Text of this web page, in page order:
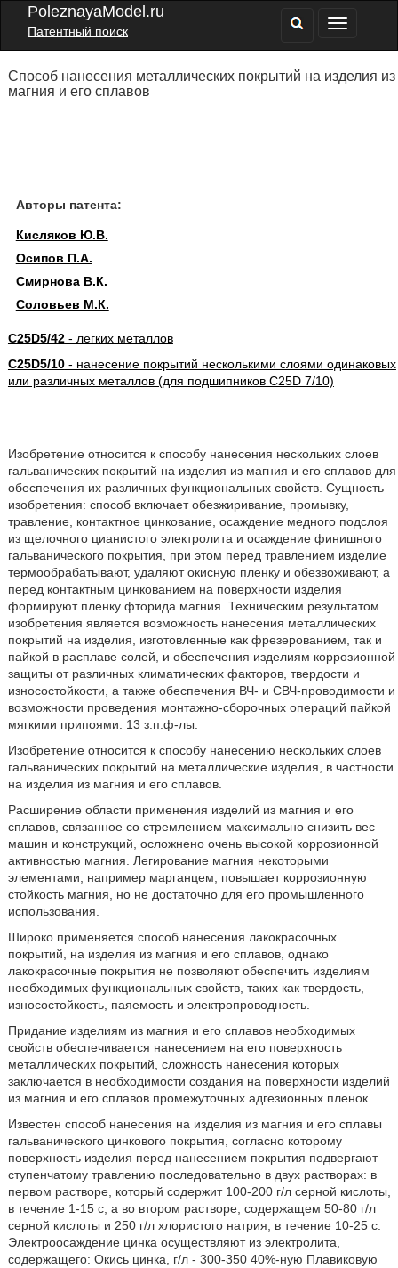
PoleznayaModel.ru
Патентный поиск
Способ нанесения металлических покрытий на изделия из
магния и его сплавов
Авторы патента:
Кисляков Ю.В.
Осипов П.А.
Смирнова В.К.
Соловьев М.К.
C25D5/42- легких металлов
C25D5/10- нанесение покрытий несколькими слоями одинаковых
или различных металлов (для подшипников C25D 7/10)
Изобретение относится к способу нанесения нескольких слоев
гальванических покрытий на изделия из магния и его сплавов для
обеспечения их различных функциональных свойств. Сущность
изобретения: способ включает обезжиривание, промывку,
травление, контактное цинкование, осаждение медного подслоя
из щелочного цианистого электролита и осаждение финишного
гальванического покрытия, при этом перед травлением изделие
термообрабатывают, удаляют окисную пленку и обезвоживают, а
перед контактным цинкованием на поверхности изделия
формируют пленку фторида магния. Техническим результатом
изобретения является возможность нанесения металлических
покрытий на изделия, изготовленные как фрезерованием, так и
пайкой в расплаве солей, и обеспечения изделиям коррозионной
защиты от различных климатических факторов, твердости и
износостойкости, а также обеспечения ВЧ- и СВЧ-проводимости и
возможности проведения монтажно-сборочных операций пайкой
мягкими припоями. 13 з.п.ф-лы.
Изобретение относится к способу нанесению нескольких слоев
гальванических покрытий на металлические изделия, в частности
на изделия из магния и его сплавов.
Расширение области применения изделий из магния и его
сплавов, связанное со стремлением максимально снизить вес
машин и конструкций, осложнено очень высокой коррозионной
активностью магния. Легирование магния некоторыми
элементами, например марганцем, повышает коррозионную
стойкость магния, но не достаточно для его промышленного
использования.
Широко применяется способ нанесения лакокрасочных
покрытий, на изделия из магния и его сплавов, однако
лакокрасочные покрытия не позволяют обеспечить изделиям
необходимых функциональных свойств, таких как твердость,
износостойкость, паяемость и электропроводность.
Придание изделиям из магния и его сплавов необходимых
свойств обеспечивается нанесением на его поверхность
металлических покрытий, сложность нанесения которых
заключается в необходимости создания на поверхности изделий
из магния и его сплавов промежуточных адгезионных пленок.
Известен способ нанесения на изделия из магния и его сплавы
гальванического цинкового покрытия, согласно которому
поверхность изделия перед нанесением покрытия подвергают
ступенчатому травлению последовательно в двух растворах: в
первом растворе, который содержит 100-200 г/л серной кислоты,
в течение 1-15 с, а во втором растворе, содержащем 50-80 г/л
серной кислоты и 250 г/л хлористого натрия, в течение 10-25 с.
Электроосаждение цинка осуществляют из электролита,
содержащего: Окись цинка, г/л - 300-350 40%-ную Плавиковую